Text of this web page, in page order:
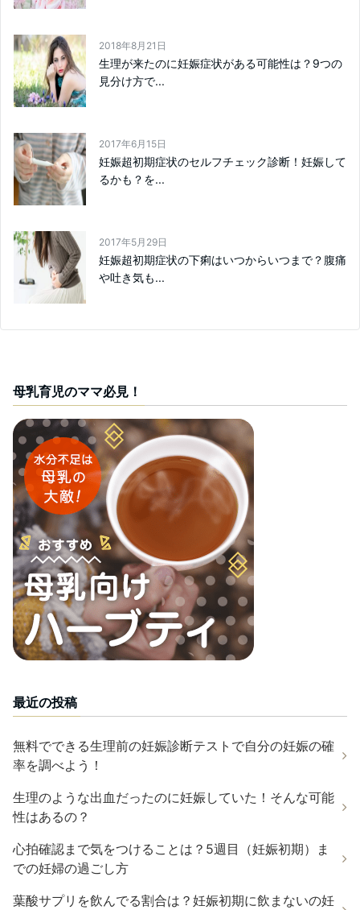
2018年8月21日
生理が来たのに妊娠症状がある可能性は？9つの
見分け方で...
2017年6月15日
妊娠超初期症状のセルフチェック診断！妊娠して
るかも？を...
2017年5月29日
妊娠超初期症状の下痢はいつからいつまで？腹痛
や吐き気も...
母乳育児のママ必見！
最近の投稿
無料でできる生理前の妊娠診断テストで自分の妊娠の確
率を調べよう！
生理のような出血だったのに妊娠していた！そんな可能
性はあるの？
心拍確認まで気をつけることは？5週目（妊娠初期）ま
での妊婦の過ごし方
葉酸サプリを飲んでる割合は？妊娠初期に飲まないの妊